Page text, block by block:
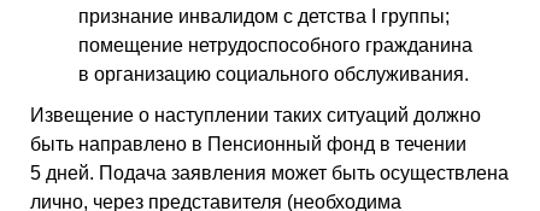
признание инвалидом с детства I группы;
помещение нетрудоспособного гражданина
в организацию социального обслуживания.
Извещение о наступлении таких ситуаций должно
быть направлено в Пенсионный фонд в течении
5 дней. Подача заявления может быть осуществлена
лично, через представителя (необходима